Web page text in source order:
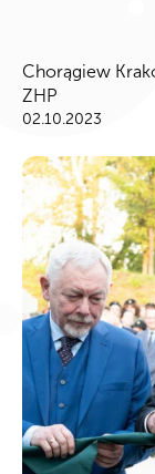
Chorągiew
ZHP
02.10.2023